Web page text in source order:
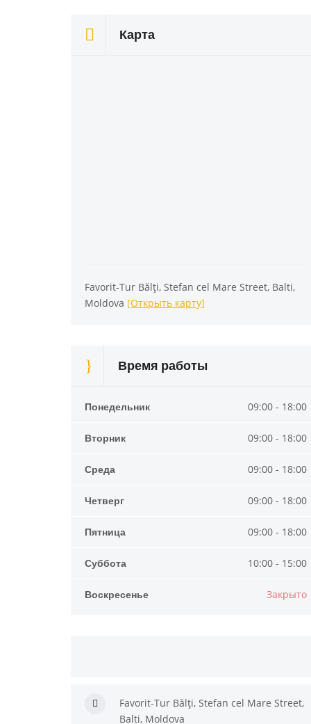
Карта
Favorit-Tur Bălți, Stefan cel Mare Street, Balti,
Moldova [Открыть карту]
Время работы
Понедельник 09:00 - 18:00
Вторник 09:00 - 18:00
Среда 09:00 - 18:00
Четверг 09:00 - 18:00
Пятница 09:00 - 18:00
Суббота 10:00 - 15:00
Воскресенье Закрыто
Favorit-Tur Bălți, Stefan cel Mare Street,
Balti, Moldova